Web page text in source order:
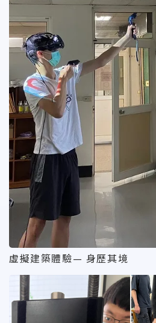
虛擬建築體驗— 身歷其境